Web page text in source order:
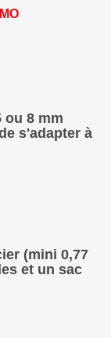
ou 8 mm
s'adapter à
(mini 0,77
et un sac